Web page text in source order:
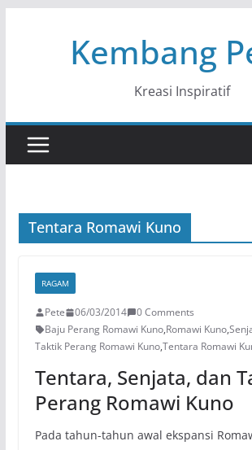
Kembang
Kreasi Inspiratif
Tentara Romawi Kuno
RAGAM
Pete 06/03/2014
0 Comments
Baju Perang Romawi Kuno,Romawi Kuno,
Taktik Perang Romawi Kuno,Tentara Romawi
Tentara, Senjata, dan
Perang Romawi Kuno
Pada tahun-tahun awal ekspansi